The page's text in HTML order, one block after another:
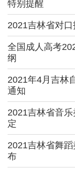
特别提醒
2021吉林省对
全国成人高考
纲
2021年4月吉林
通知
2021吉林省音
定
2021吉林省舞
布